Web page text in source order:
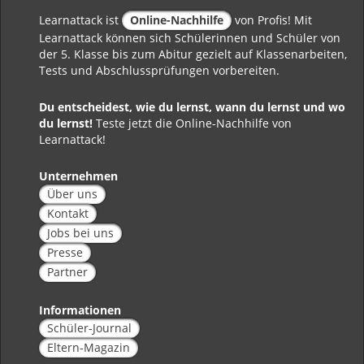
Learnattack ist Online-Nachhilfe
von Profis! Mit
Learnattack können sich Schülerinnen und Schüler von
der 5. Klasse bis zum Abitur gezielt auf Klassenarbeiten,
Tests und Abschlussprüfungen vorbereiten.
Du entscheidest, wie du lernst, wann du lernst und wo
du lernst! Teste jetzt die Online-Nachhilfe von
Learnattack!
Unternehmen
Über uns
Kontakt
Jobs bei uns
Presse
Partner
Informationen
Schüler-Journal
Eltern-Magazin